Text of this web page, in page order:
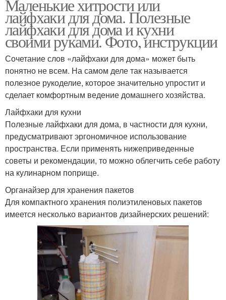
Маленькие хитрости или
лайфхаки для дома. Полезные
лайфхаки для дома и кухни
своими руками. Фото, инструкции
Сочетание слов «лайфхаки для дома» может быть
понятно не всем. На самом деле так называется
полезное рукоделие, которое значительно упростит и
сделает комфортным ведение домашнего хозяйства.
Лайфхаки для кухни
Полезные лайфхаки для дома, в частности для кухни,
предусматривают эргономичное использование
пространства. Если применять нижеприведенные
советы и рекомендации, то можно облегчить себе работу
на кулинарном поприще.
Органайзер для хранения пакетов
Для компактного хранения полиэтиленовых пакетов
имеется несколько вариантов дизайнерских решений: